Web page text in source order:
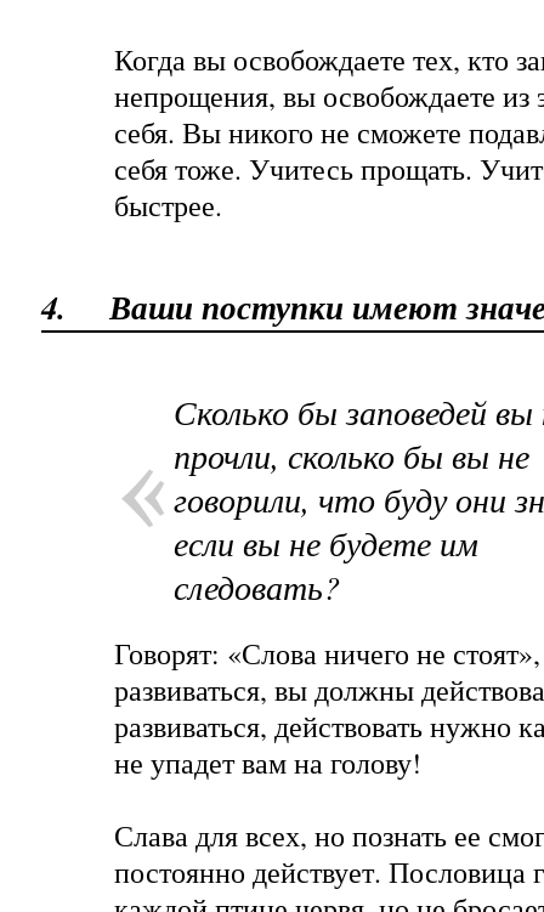
Когда вы освобождаете тех, кто
непрощения, вы освобождаете
себя. Вы никого не сможете
себя тоже. Учитесь прощать.
быстрее.
4. Ваши поступки имеют
Сколько бы заповедей вы
прочли, сколько бы вы не
говорили, что буду они
если вы не будете им
следовать?
Говорят: «Слова ничего не
развиваться, вы должны
развиваться, действовать нужно
не упадет вам на голову!
Слава для всех, но познать ее
постоянно действует. Пословица